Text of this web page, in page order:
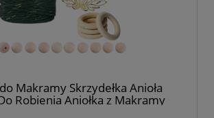
Makramy Skrzydełka Anioła
Robienia Aniołka z Makramy